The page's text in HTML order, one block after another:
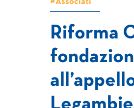
#Associati
Riforma